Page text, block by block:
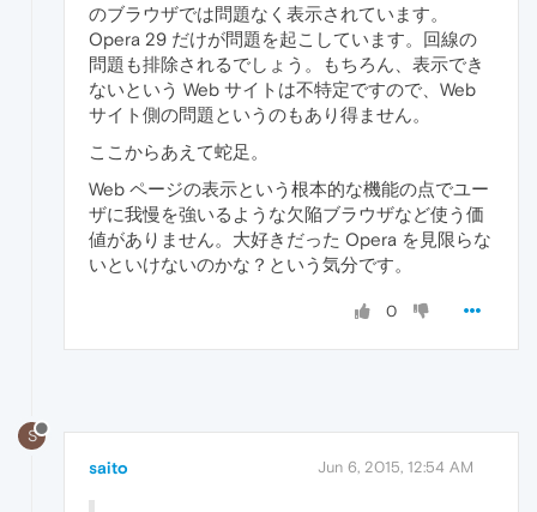
のブラウザでは問題なく表示されています。
Opera 29 だけが問題を起こしています。回線の
問題も排除されるでしょう。もちろん、表示でき
ないという Web サイトは不特定ですので、Web
サイト側の問題というのもあり得ません。
ここからあえて蛇足。
Web ページの表示という根本的な機能の点でユー
ザに我慢を強いるような欠陥ブラウザなど使う価
値がありません。大好きだった Opera を見限らな
いといけないのかな？という気分です。
0
S
saito Jun 6, 2015, 12:54 AM